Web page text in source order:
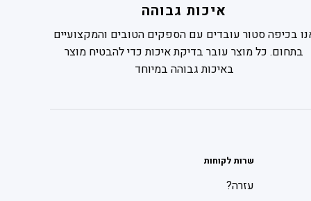
איכות גבוהה
בכיפה סטור עובדים עם הספקים הטובים והמקצועיים
בתחום. כל מוצר עובר בדיקת איכות כדי להבטיח מוצר
באיכות גבוהה במיוחד
שרות לקוחות
עזרה?